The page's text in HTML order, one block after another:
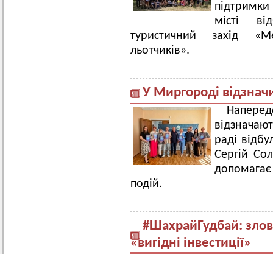
місті
туристичний захід
льотчиків».
У Миргороді
раді
Сергій
подій.
#ШахрайГудбай:
«вигідні інвестиції»